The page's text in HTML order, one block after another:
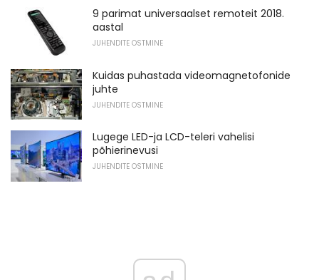
9 parimat universaalset remoteit 2018.
aastal
JUHENDITE OSTMINE
Kuidas puhastada videomagnetofonide
juhte
JUHENDITE OSTMINE
Lugege LED-ja LCD-teleri vahelisi
põhierinevusi
JUHENDITE OSTMINE